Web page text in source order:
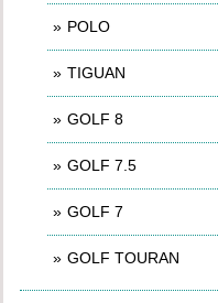
POLO
TIGUAN
GOLF 8
GOLF 7.5
GOLF 7
GOLF TOURAN